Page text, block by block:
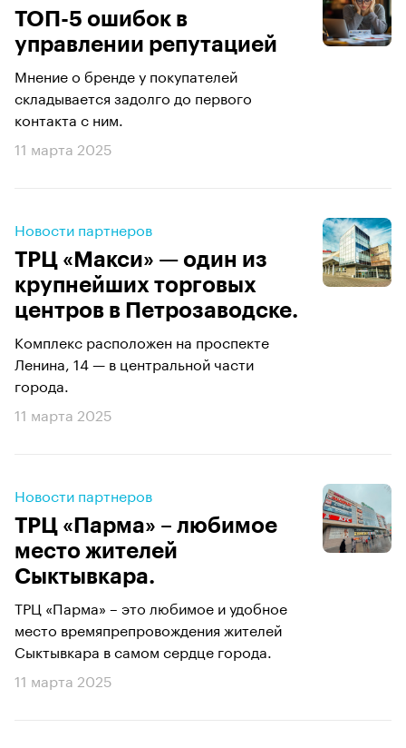
ТОП-5 ошибок в
управлении репутацией
Мнение о бренде у покупателей
складывается задолго до первого
контакта с ним.
11 марта 2025
Новости партнеров
ТРЦ «Макси» — один из
крупнейших торговых
центров в Петрозаводске.
Комплекс расположен на проспекте
Ленина, 14 — в центральной части
города.
11 марта 2025
Новости партнеров
ТРЦ «Парма» – любимое
место жителей
Сыктывкара.
ТРЦ «Парма» – это любимое и удобное
место времяпрепровождения жителей
Сыктывкара в самом сердце города.
11 марта 2025